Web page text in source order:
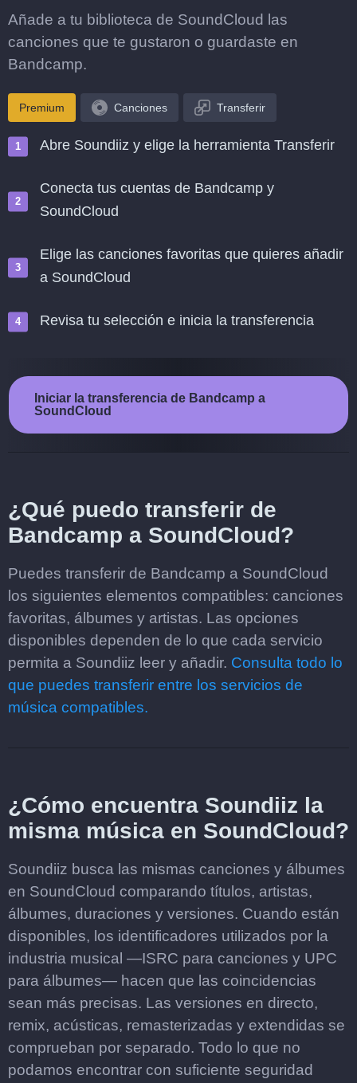
Añade a tu biblioteca de SoundCloud las
canciones que te gustaron o guardaste en
Bandcamp.
Premium Canciones Transferir
Abre Soundiiz y elige la herramienta Transferir
Conecta tus cuentas de Bandcamp y
SoundCloud
Elige las canciones favoritas que quieres añadir
a SoundCloud
Revisa tu selección e inicia la transferencia
Iniciar la transferencia de Bandcamp a
SoundCloud
¿Qué puedo transferir de
Bandcamp a SoundCloud?
Puedes transferir de Bandcamp a SoundCloud
los siguientes elementos compatibles: canciones
favoritas, álbumes y artistas. Las opciones
disponibles dependen de lo que cada servicio
permita a Soundiiz leer y añadir. Consulta todo lo
que puedes transferir entre los servicios de
música compatibles.
¿Cómo encuentra Soundiiz la
misma música en SoundCloud?
Soundiiz busca las mismas canciones y álbumes
en SoundCloud comparando títulos, artistas,
álbumes, duraciones y versiones. Cuando están
disponibles, los identificadores utilizados por la
industria musical —ISRC para canciones y UPC
para álbumes— hacen que las coincidencias
sean más precisas. Las versiones en directo,
remix, acústicas, remasterizadas y extendidas se
comprueban por separado. Todo lo que no
podamos encontrar con suficiente seguridad